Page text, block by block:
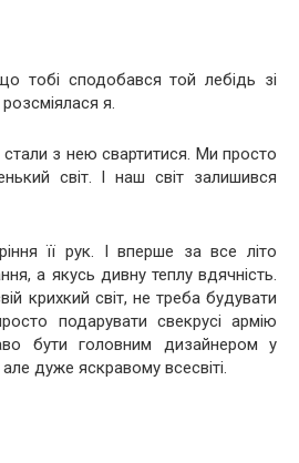
тобі сподобався той лебідь зі
я.
з нею свартитися. Ми просто
світ. І наш світ залишився
її рук. І вперше за все літо
а якусь дивну теплу вдячність.
крихкий світ, не треба будувати
подарувати свекрусі армію
бути головним дизайнером у
дуже яскравому всесвіті.